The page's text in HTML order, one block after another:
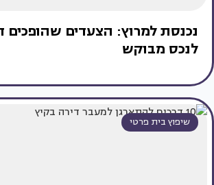
נכנסת למרוץ: הצעדים שהופכים
לנכס מבוקש
שיפוץ בית פרטי